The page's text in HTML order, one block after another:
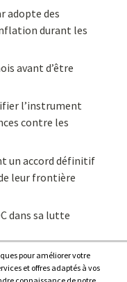
adopte des
durant les
avant d’être
l’instrument
contre les
un accord définitif
leur frontière
dans sa lutte
pour améliorer votre
et offres adaptés à vos